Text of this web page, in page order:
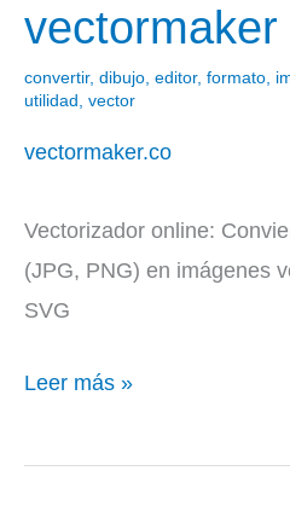
vectormaker
convertir, dibujo editor, formato
utilidad
vector
vectormaker.co
Vectorizador online:
(JPG, PNG) en imágenes
SVG
vectormaker
Leer más »